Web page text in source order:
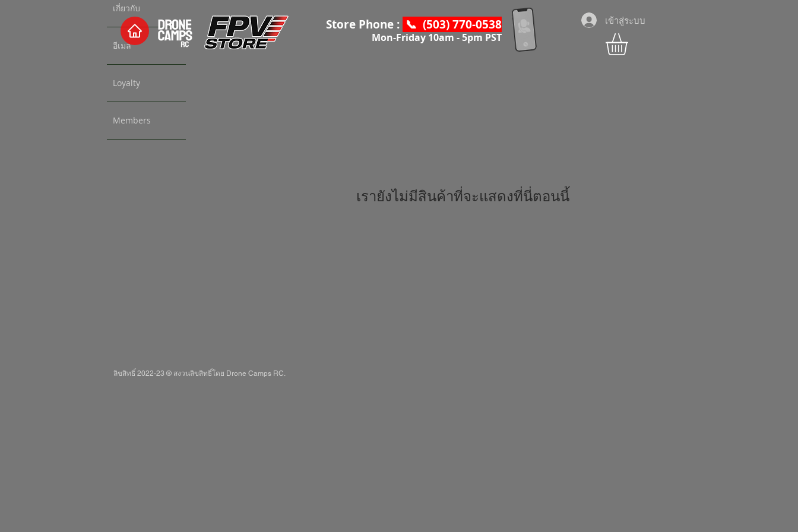
Store Phone : 📞 (503) 770-0538
Mon-Friday 10am - 5pm PST
เข้าสู่ระบบ
เกี่ยวกับ
อีเมล
Loyalty
Members
เรายังไม่มีสินค้าที่จะแสดงที่นี่ตอนนี้
ลิขสิทธิ์ 2022-23 ® สงวนลิขสิทธิ์โดย Drone Camps RC.